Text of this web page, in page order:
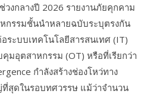
วงกลางปี 2026 รายงานภัยคุกคาม
กรรมชั้นนำหลายฉบับระบุตรงกัน
ระบบเทคโนโลยีสารสนเทศ (IT)
มอุตสาหกรรม (OT) หรือที่เรียกว่า
กำลังสร้างช่องโหว่ทาง
สุดในรอบทศวรรษ แม้ว่าจำนวน